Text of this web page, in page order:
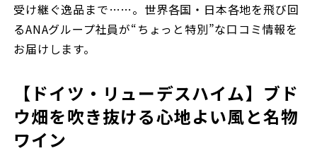
受け継ぐ逸品まで……。世界各国・日本各地を飛び回
るANAグループ社員が“ちょっと特別”な口コミ情報を
お届けします。
【ドイツ・リューデスハイム】ブド
ウ畑を吹き抜ける心地よい風と名物
ワイン